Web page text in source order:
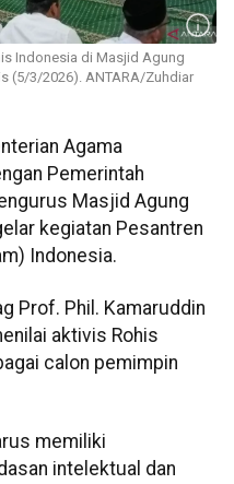
Indonesia di Masjid Agung
(5/3/2026). ANTARA/Zuhdiar
Agama
Pemerintah
Masjid Agung
kegiatan Pesantren
Indonesia.
Prof. Phil. Kamaruddin
aktivis Rohis
calon pemimpin
memiliki
intelektual dan